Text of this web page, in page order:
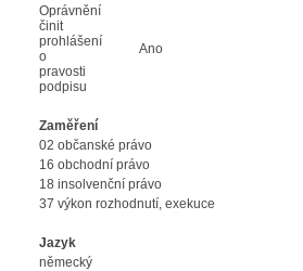
Oprávnění
činit
prohlášení
o
pravosti
podpisu
Ano
Zaměření
02 občanské právo
16 obchodní právo
18 insolvenční právo
37 výkon rozhodnutí, exekuce
Jazyk
německý